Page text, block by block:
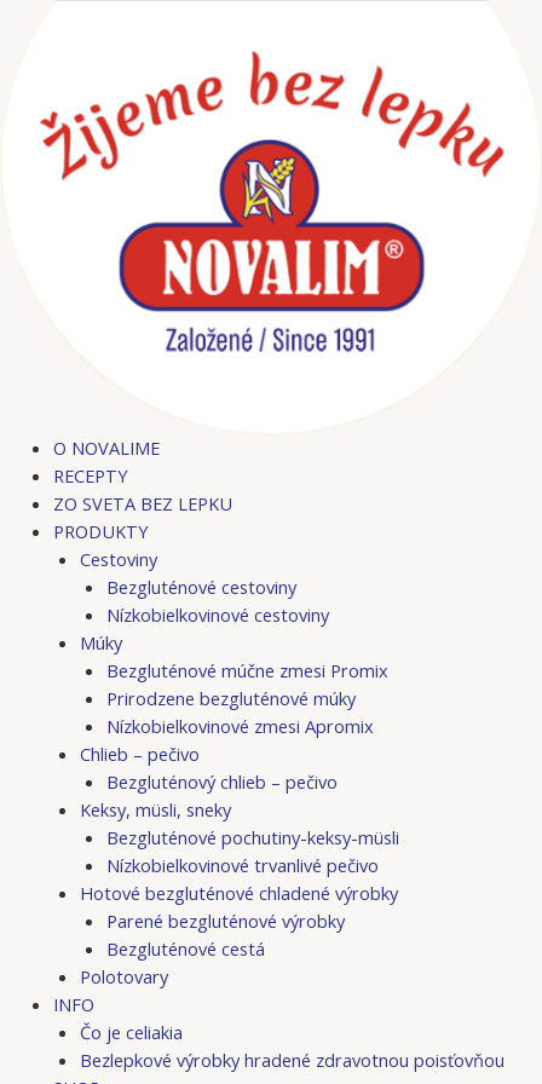
O NOVALIME
RECEPTY
ZO SVETA BEZ LEPKU
PRODUKTY
Cestoviny
Bezgluténové cestoviny
Nízkobielkovinové cestoviny
Múky
Bezgluténové múčne zmesi Promix
Prirodzene bezgluténové múky
Nízkobielkovinové zmesi Apromix
Chlieb – pečivo
Bezgluténový chlieb – pečivo
Keksy, müsli, sneky
Bezgluténové pochutiny-keksy-müsli
Nízkobielkovinové trvanlivé pečivo
Hotové bezgluténové chladené výrobky
Parené bezgluténové výrobky
Bezgluténové cestá
Polotovary
INFO
Čo je celiakia
Bezlepkové výrobky hradené zdravotnou poisťovňou